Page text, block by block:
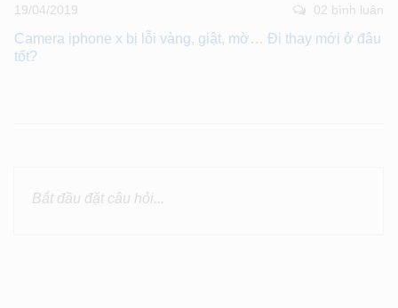
19/04/2019 02 bình luân
Camera iphone x bị lỗi vàng, giật, mờ… Đi thay mới ở đâu
tốt?